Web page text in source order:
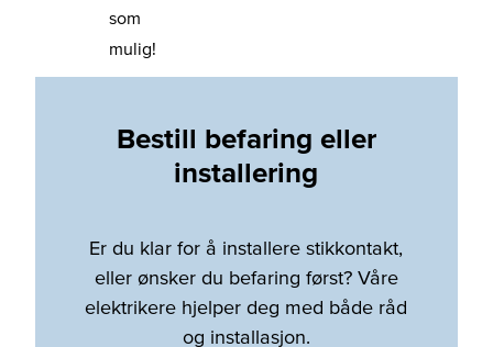
som
mulig!
Bestill befaring eller
installering
Er du klar for å installere stikkontakt,
eller ønsker du befaring først? Våre
elektrikere hjelper deg med både råd
og installasjon.